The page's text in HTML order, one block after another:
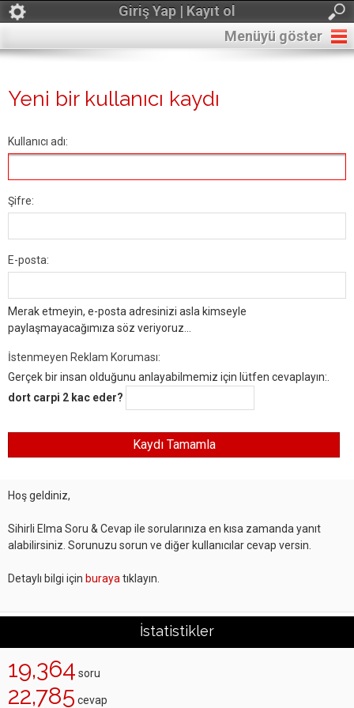
Giriş Yap | Kayıt ol
Menüyü göster
Yeni bir kullanıcı kaydı
Kullanıcı adı:
Şifre:
E-posta:
Merak etmeyin, e-posta adresinizi asla kimseyle
paylaşmayacağımıza söz veriyoruz...
İstenmeyen Reklam Koruması:
Gerçek bir insan olduğunu anlayabilmemiz için lütfen cevaplayın:.
dort carpi 2 kac eder?
Hoş geldiniz,
Sihirli Elma Soru & Cevap ile sorularınıza en kısa zamanda yanıt
alabilirsiniz. Sorunuzu sorun ve diğer kullanıcılar cevap versin.
Detaylı bilgi için buraya tıklayın.
İstatistikler
19,364 soru
22,785 cevap